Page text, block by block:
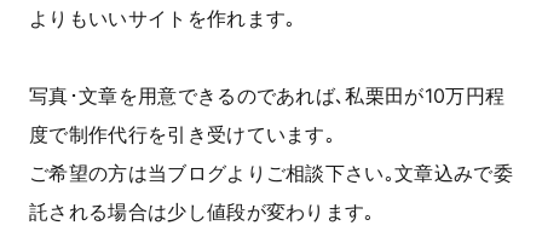
よりもいいサイトを作れます｡
写真･文章を用意できるのであれば､私栗田が10万円程
度で制作代行を引き受けています｡
ご希望の方は当ブログよりご相談下さい｡文章込みで委
託される場合は少し値段が変わります｡